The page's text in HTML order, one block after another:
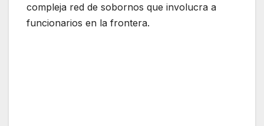
compleja red de sobornos que involucra a
funcionarios en la frontera.